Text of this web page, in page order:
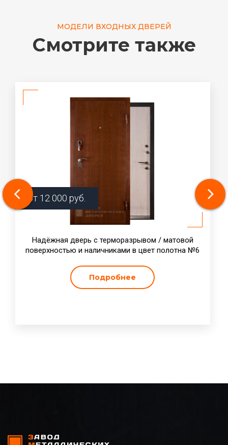
МОДЕЛИ ВХОДНЫХ ДВЕРЕЙ
Смотрите также
от 12 000 руб.
Надёжная дверь с терморазрывом / матовой
поверхностью и наличниками в цвет полотна №6
Подробнее